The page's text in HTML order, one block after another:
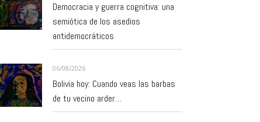
Democracia y guerra cognitiva: una
semiótica de los asedios
antidemocráticos
06/08/2026
Bolivia hoy: Cuando veas las barbas
de tu vecino arder…